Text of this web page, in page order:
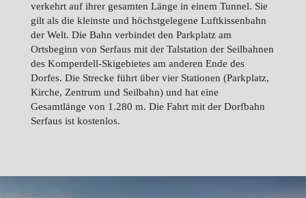
verkehrt auf ihrer gesamten Länge in einem Tunnel. Sie
gilt als die kleinste und höchstgelegene Luftkissenbahn
der Welt. Die Bahn verbindet den Parkplatz am
Ortsbeginn von Serfaus mit der Talstation der Seilbahnen
des Komperdell-Skigebietes am anderen Ende des
Dorfes. Die Strecke führt über vier Stationen (Parkplatz,
Kirche, Zentrum und Seilbahn) und hat eine
Gesamtlänge von 1.280 m. Die Fahrt mit der Dorfbahn
Serfaus ist kostenlos.